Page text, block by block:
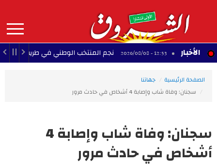
contenu
principal
MAIN
NAVIGATION الأخبار
12:53 - 2026/08/08 نجم المنتخب الوطني في طريقه لخوض تجربة
الصفحة الرئيسية
جهاتنا
سجنان: وفاة شاب وإصابة 4 أشخاص في حادث مرور
سجنان: وفاة شاب وإصابة 4
أشخاص في حادث مرور